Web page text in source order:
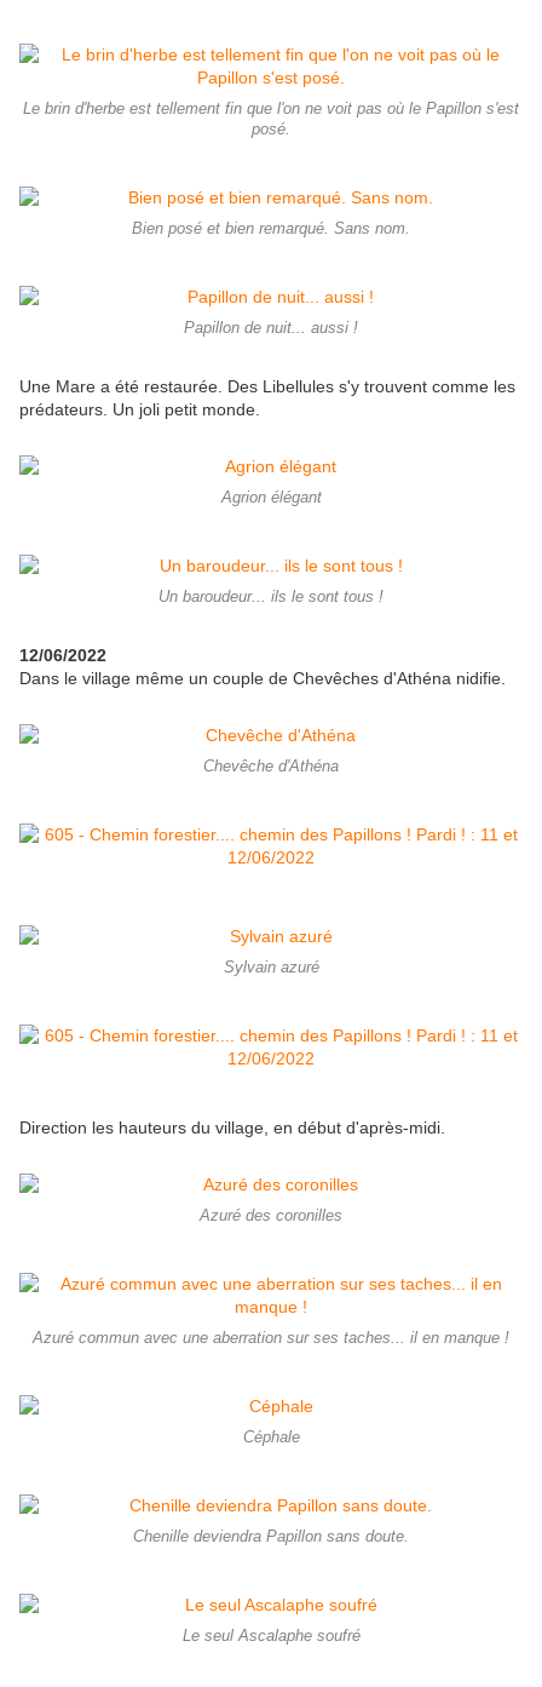
Le brin d'herbe est tellement fin que l'on ne voit pas où le Papillon s'est
posé.
Bien posé et bien remarqué. Sans nom.
Papillon de nuit... aussi !
Une Mare a été restaurée. Des Libellules s'y trouvent comme les
prédateurs. Un joli petit monde.
Agrion élégant
Un baroudeur... ils le sont tous !
12/06/2022
Dans le village même un couple de Chevêches d'Athéna nidifie.
Chevêche d'Athéna
Sylvain azuré
Direction les hauteurs du village, en début d'après-midi.
Azuré des coronilles
Azuré commun avec une aberration sur ses taches... il en manque !
Céphale
Chenille deviendra Papillon sans doute.
Le seul Ascalaphe soufré